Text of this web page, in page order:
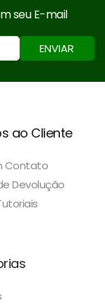
seu E-mail
ENVIAR
ao Cliente
Contato
Devolução